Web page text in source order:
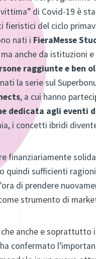
di Covid-19 è
fieristici del ciclo
nati i FieraMesse
anche da istituzioni e
raggiunte e ben
la serie sul
, a cui hanno
dedicata agli eventi
i concetti ibridi
finanziariamente
quindi sufficienti
di prendere
strumento di
anche e soprattutto
confermato